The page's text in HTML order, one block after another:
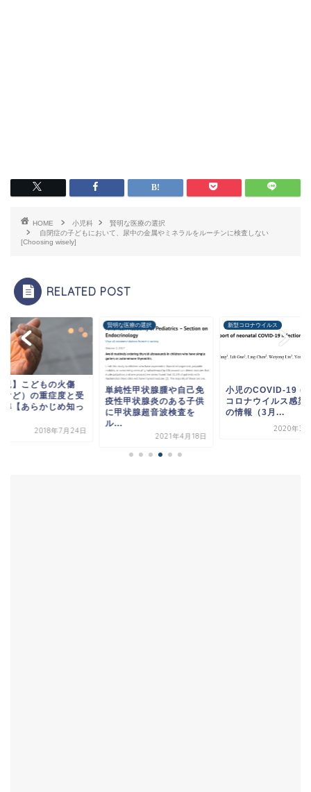
HOME 小児科
賢明な医療の選択
自閉症の子どもにおいて、尿中の金属やミネラルをルーチンに検査しない
[Choosing wisely]
RELATED POST
児】こどもの火傷
けど）の重症度と受
準【あらかじめ知っ
2018年7月24日
賢明な医療の選択
単純性甲状腺腫や自己免
疫性甲状腺炎のある子供
に甲状腺超音波検査を
ル...
2021年4月18日
新型コロナウイルス
小児のCOVID-19 (
コロナウイルス感染
の情報（3月...
2020年3